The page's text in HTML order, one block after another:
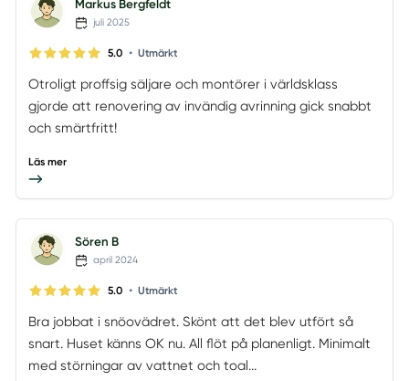
Markus Bergfeldt
juli 2025
5.0 • Utmärkt
Otroligt proffsig säljare och montörer i världsklass
gjorde att renovering av invändig avrinning gick snabbt
och smärtfritt!
Läs mer
Sören B
april 2024
5.0 • Utmärkt
Bra jobbat i snöovädret. Skönt att det blev utfört så
snart. Huset känns OK nu. All flöt på planenligt. Minimalt
med störningar av vattnet och toal...